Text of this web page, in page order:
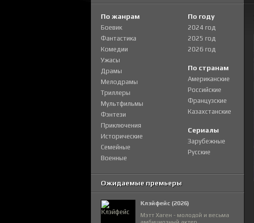
По жанрам
Боевик
Фантастика
Комедии
Ужасы
Драмы
Мелодрамы
Триллеры
Мультфильмы
Фэнтези
Приключения
Исторические
Семейные
Военные
По году
2024 год
2025 год
2026 год
По странам
Американские
Российские
Французские
Казахстанские
Сериалы
Зарубежные
Русские
Ожидаемые премьеры
Клэйфейс (2026)
Мэтт Хаген - молодой и весьма